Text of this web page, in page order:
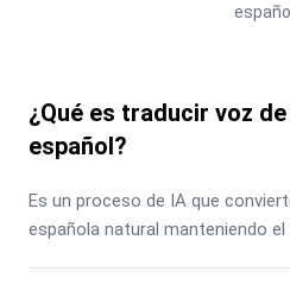
¿Qué es traducir voz
español?
Es un proceso de IA que
española natural manteniendo el